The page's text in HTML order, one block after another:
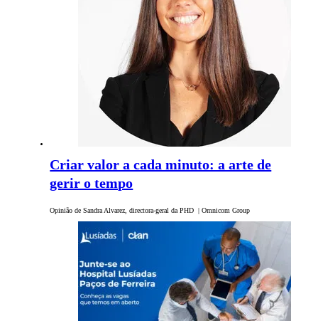
Criar valor a cada minuto: a arte de
gerir o tempo
Opinião de Sandra Alvarez, directora-geral da PHD | Omnicom Group